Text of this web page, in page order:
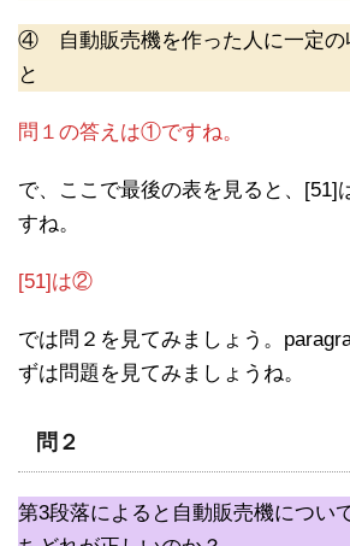
④ 自動販売機を作った人に一定の
と
問１の答えは①ですね。
で、ここで最後の表を見ると、[51]
すね。
[51]は②
では問２を見てみましょう。
ずは問題を見てみましょうね。
問２
第3段落によると自動販売機につい